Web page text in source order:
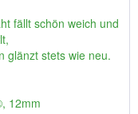
fällt schön weich und
glänzt stets wie neu.
12mm